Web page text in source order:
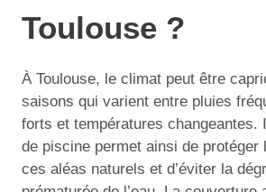
Toulouse ?
À Toulouse, le climat peut être
saisons qui varient entre pluies
forts et températures changeantes.
de piscine permet ainsi de protéger
ces aléas naturels et d’éviter la